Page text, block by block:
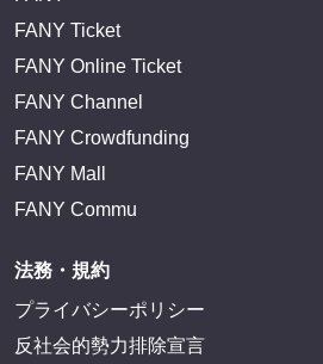
FANY Ticket
FANY Online Ticket
FANY Channel
FANY Crowdfunding
FANY Mall
FANY Commu
法務・規約
プライバシーポリシー
反社会的勢力排除宣言